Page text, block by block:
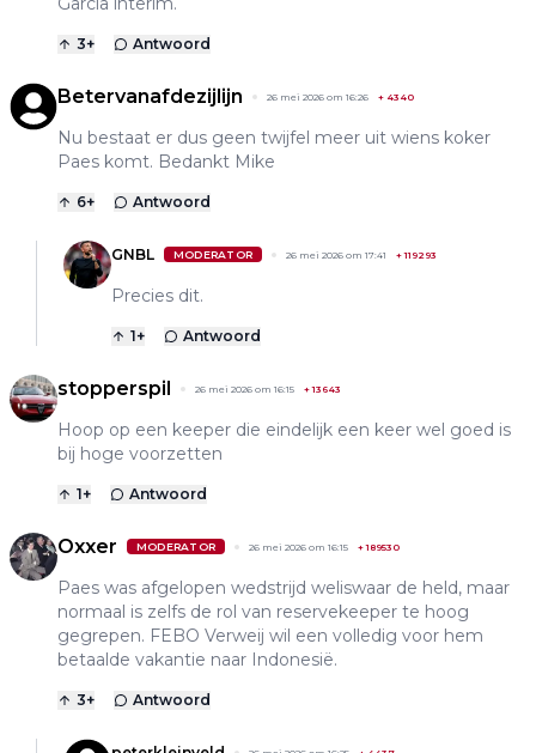
3+ Antwoord
Betervanafdezijlijn 26 mei 2026 om 16:26 + 4340
Nu bestaat er dus geen twijfel meer uit wiens koker
Paes komt. Bedankt Mike
6+ Antwoord
GNBL MODERATOR 26 mei 2026 om 17:41 +119293
Precies dit.
1+ Antwoord
stopperspil 26 mei 2026 om 16:15 +13643
Hoop op een keeper die eindelijk een keer wel goed is
bij hoge voorzetten
1+ Antwoord
Oxxer MODERATOR 26 mei 2026 om 16:15 +189530
Paes was afgelopen wedstrijd weliswaar de held, maar
normaal is zelfs de rol van reservekeeper te hoog
gegrepen. FEBO Verweij wil een volledig voor hem
betaalde vakantie naar Indonesië.
3+ Antwoord